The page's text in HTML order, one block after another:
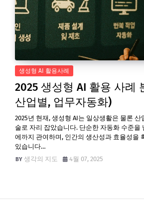
생성형 AI 활용사례
2025 생성형 AI 활용 사례
산업별, 업무자동화)
2025년 현재, 생성형 AI는 일상생활은 물론 산
술로 자리 잡았습니다. 단순한 자동화 수준을
에까지 관여하며, 인간의 생산성과 효율성을
있습니다…
생각의 지도
4월 07, 2025